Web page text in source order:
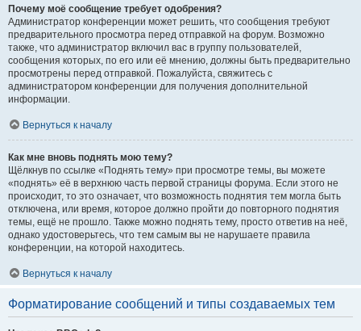
Почему моё сообщение требует одобрения?
Администратор конференции может решить, что сообщения требуют
предварительного просмотра перед отправкой на форум. Возможно
также, что администратор включил вас в группу пользователей,
сообщения которых, по его или её мнению, должны быть предварительно
просмотрены перед отправкой. Пожалуйста, свяжитесь с
администратором конференции для получения дополнительной
информации.
Вернуться к началу
Как мне вновь поднять мою тему?
Щёлкнув по ссылке «Поднять тему» при просмотре темы, вы можете
«поднять» её в верхнюю часть первой страницы форума. Если этого не
происходит, то это означает, что возможность поднятия тем могла быть
отключена, или время, которое должно пройти до повторного поднятия
темы, ещё не прошло. Также можно поднять тему, просто ответив на неё,
однако удостоверьтесь, что тем самым вы не нарушаете правила
конференции, на которой находитесь.
Вернуться к началу
Форматирование сообщений и типы создаваемых тем